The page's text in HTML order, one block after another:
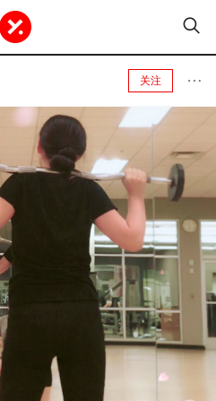
关注